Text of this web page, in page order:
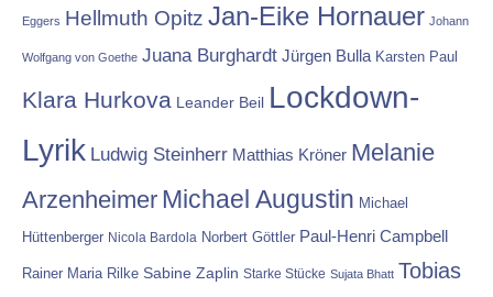
Eggers Hellmuth Opitz Jan-Eike Hornauer Johann
Wolfgang von Goethe Juana Burghardt Jürgen Bulla Karsten Paul
Klara Hurkova Leander Beil Lockdown-
Lyrik Ludwig Steinherr Matthias Kröner Melanie
Arzenheimer Michael Augustin Michael
Hüttenberger Nicola Bardola Norbert Göttler Paul-Henri Campbell
Rainer Maria Rilke Sabine Zaplin Starke Stücke Sujata Bhatt Tobias